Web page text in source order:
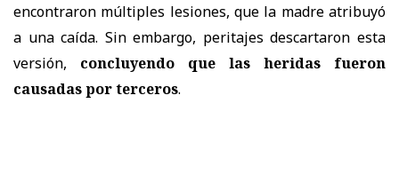
encontraron múltiples lesiones, que la madre atribuyó
a una caída. Sin embargo, peritajes descartaron esta
versión, concluyendo que las heridas fueron
causadas por terceros.